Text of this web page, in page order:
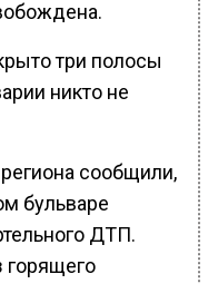
три полосы
никто не
сообщили,
бульваре
ДТП.